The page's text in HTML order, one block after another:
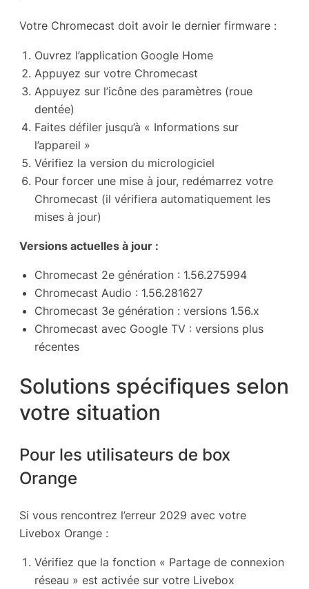
Votre Chromecast doit avoir le dernier firmware :
Ouvrez l’application Google Home
Appuyez sur votre Chromecast
Appuyez sur l’icône des paramètres (roue
dentée)
Faites défiler jusqu’à « Informations sur
l’appareil »
Vérifiez la version du micrologiciel
Pour forcer une mise à jour, redémarrez votre
Chromecast (il vérifiera automatiquement les
mises à jour)
Versions actuelles à jour :
Chromecast 2e génération : 1.56.275994
Chromecast Audio : 1.56.281627
Chromecast 3e génération : versions 1.56.x
Chromecast avec Google TV : versions plus
récentes
Solutions spécifiques selon
votre situation
Pour les utilisateurs de box
Orange
Si vous rencontrez l’erreur 2029 avec votre
Livebox Orange :
Vérifiez que la fonction « Partage de connexion
réseau » est activée sur votre Livebox